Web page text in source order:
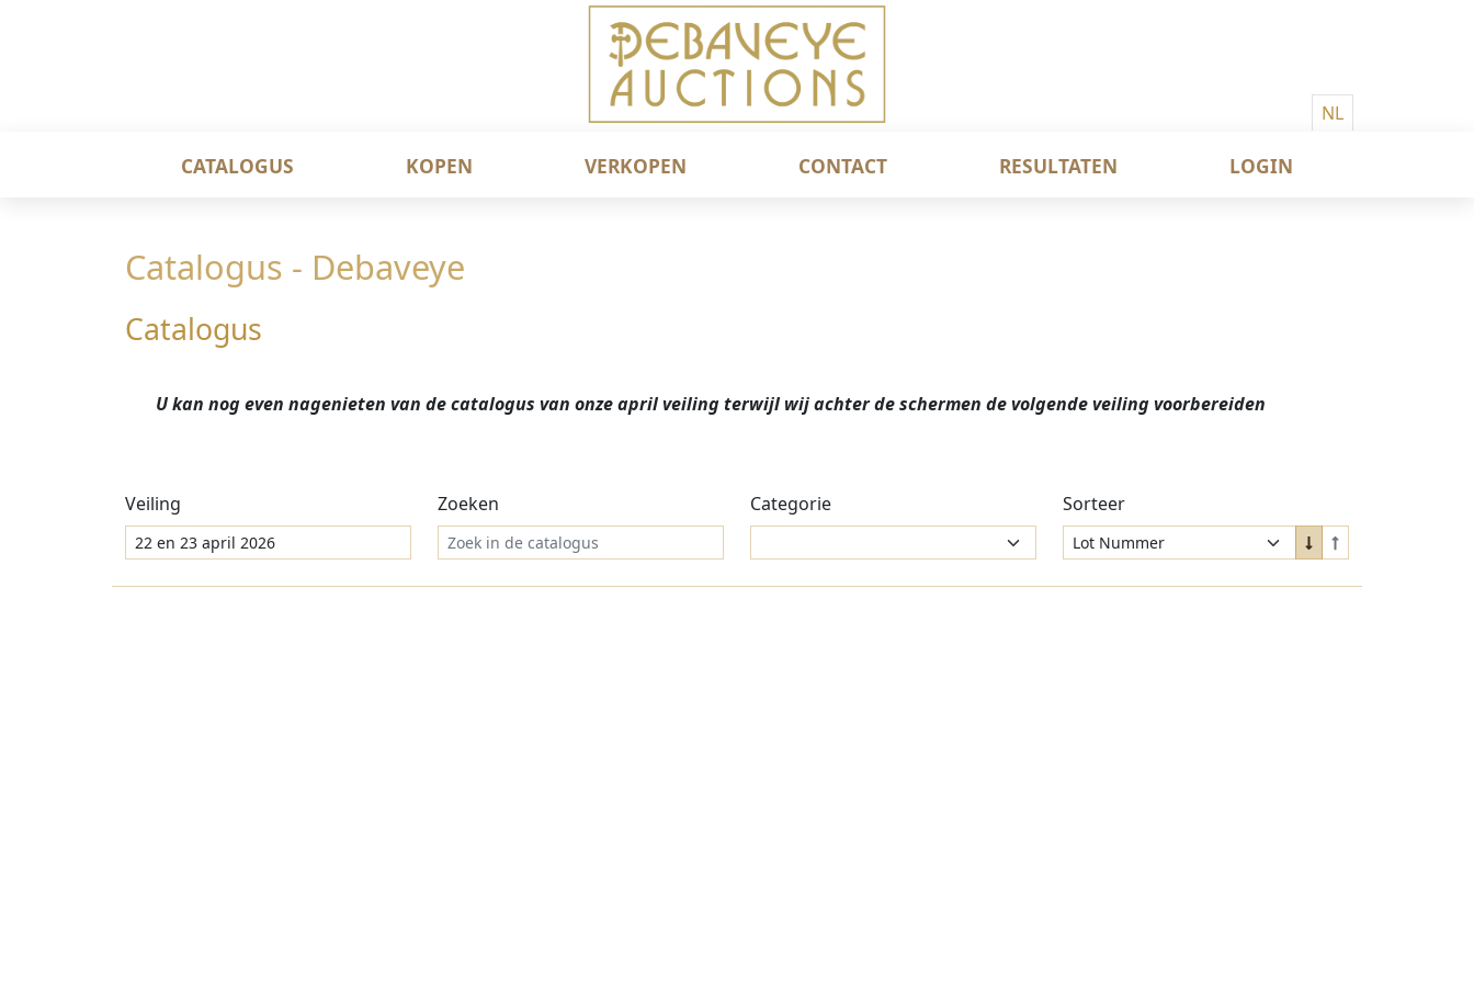
NL
CATALOGUS KOPEN VERKOPEN CONTACT RESULTATEN LOGIN
Catalogus - Debaveye
Catalogus
U kan nog even nagenieten van de catalogus van onze april veiling terwijl wij achter de schermen de volgende veiling voorbereiden
Veiling Zoeken Categorie
Sorteer
SortSort